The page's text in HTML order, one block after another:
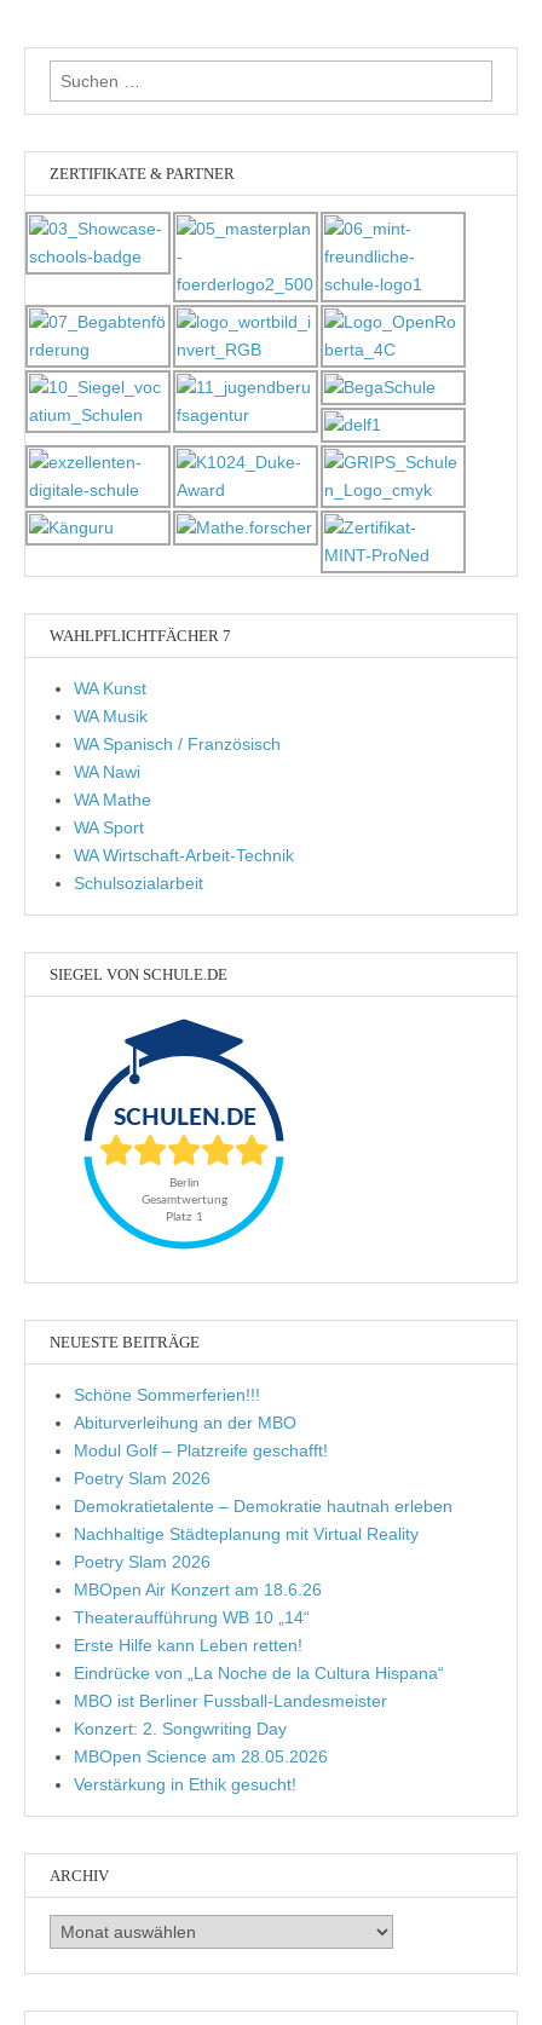
Suchen
nach:
ZERTIFIKATE & PARTNER
WAHLPFLICHTFÄCHER 7
WA Kunst
WA Musik
WA Spanisch / Französisch
WA Nawi
WA Mathe
WA Sport
WA Wirtschaft-Arbeit-Technik
Schulsozialarbeit
SIEGEL VON SCHULE.DE
NEUESTE BEITRÄGE
Schöne Sommerferien!!!
Abiturverleihung an der MBO
Modul Golf – Platzreife geschafft!
Poetry Slam 2026
Demokratietalente – Demokratie hautnah erleben
Nachhaltige Städteplanung mit Virtual Reality
Poetry Slam 2026
MBOpen Air Konzert am 18.6.26
Theateraufführung WB 10 „14“
Erste Hilfe kann Leben retten!
Eindrücke von „La Noche de la Cultura Hispana“
MBO ist Berliner Fussball-Landesmeister
Konzert: 2. Songwriting Day
MBOpen Science am 28.05.2026
Verstärkung in Ethik gesucht!
ARCHIV
Archiv